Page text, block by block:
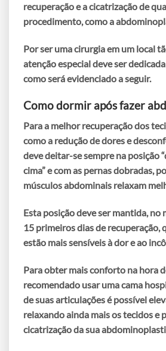
recuperação e a cicatrização de
procedimento, como a
Por ser uma cirurgia em um local
atenção especial deve ser
como será evidenciado a seguir.
Como dormir após fazer
Para a melhor recuperação dos
como a redução de dores e
deve deitar-se sempre na posição
cima” e com as pernas dobradas,
músculos abdominais relaxam
Esta posição deve ser mantida, no
15 primeiros dias de recuperação,
estão mais sensíveis à dor e ao
Para obter mais conforto na hora
recomendado usar umacama
de suas articulações é possível
relaxando ainda mais os tecidos e
cicatrização da sua